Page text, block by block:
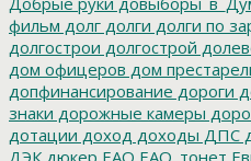
фильм долг долги долги по
долгострои долгострой
дом офицеров дом
допфинансирование дороги
знаки дорожные камеры
дотации доход доходы ДПС
ДЭК дюкер ЕАО ЕАО_тонет